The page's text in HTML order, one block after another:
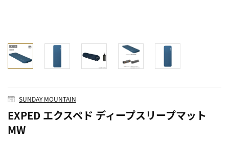
SUNDAY MOUNTAIN
EXPED エクスペド ディープスリープマット
MW